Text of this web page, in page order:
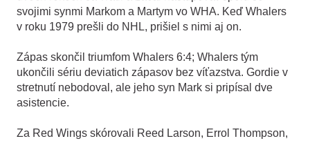
svojimi synmi Markom a Martym vo WHA. Keď Whalers
v roku 1979 prešli do NHL, prišiel s nimi aj on.
Zápas skončil triumfom Whalers 6:4; Whalers tým
ukončili sériu deviatich zápasov bez víťazstva. Gordie v
stretnutí nebodoval, ale jeho syn Mark si pripísal dve
asistencie.
Za Red Wings skórovali Reed Larson, Errol Thompson,